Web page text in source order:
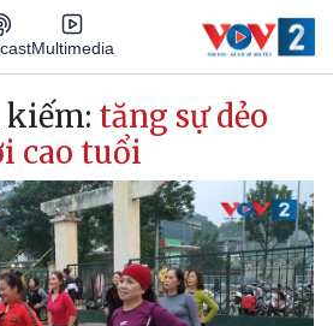
Multimedia
tăng sự dẻo
cao tuổi